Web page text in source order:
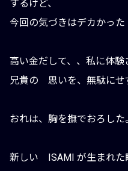
するけど、
今回の気づきはデカかった
高い金だして、、私に体験
兄貴の 思いを、無駄にせ
おれは、胸を撫でおろした
新しい ISAMI が生まれた